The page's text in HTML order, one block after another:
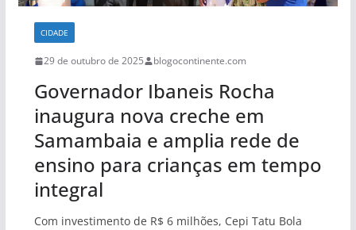
CIDADE
29 de outubro de 2025 blogocontinente.com
Governador Ibaneis Rocha
inaugura nova creche em
Samambaia e amplia rede de
ensino para crianças em tempo
integral
Com investimento de R$ 6 milhões, Cepi Tatu Bola